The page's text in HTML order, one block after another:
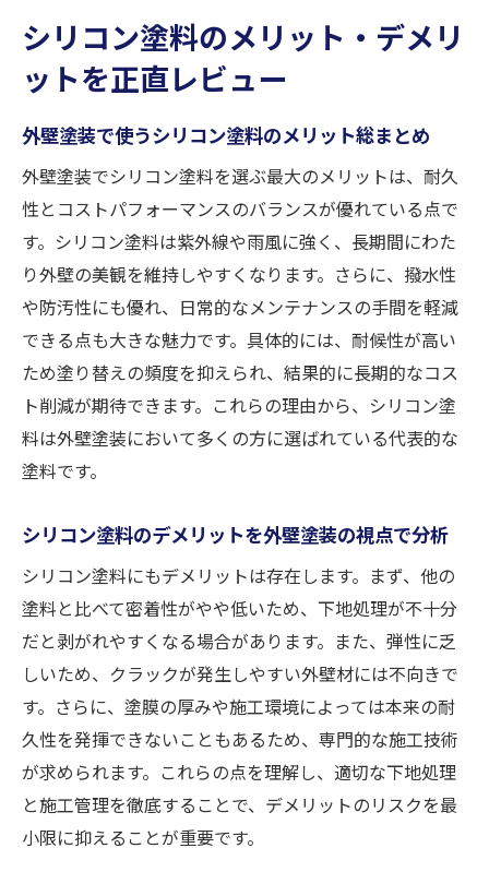
シリコン塗料のメリット・デメリ
ットを正直レビュー
外壁塗装で使うシリコン塗料のメリット総まとめ
外壁塗装でシリコン塗料を選ぶ最大のメリットは、耐久
性とコストパフォーマンスのバランスが優れている点で
す。シリコン塗料は紫外線や雨風に強く、長期間にわた
り外壁の美観を維持しやすくなります。さらに、撥水性
や防汚性にも優れ、日常的なメンテナンスの手間を軽減
できる点も大きな魅力です。具体的には、耐候性が高い
ため塗り替えの頻度を抑えられ、結果的に長期的なコス
ト削減が期待できます。これらの理由から、シリコン塗
料は外壁塗装において多くの方に選ばれている代表的な
塗料です。
シリコン塗料のデメリットを外壁塗装の視点で分析
シリコン塗料にもデメリットは存在します。まず、他の
塗料と比べて密着性がやや低いため、下地処理が不十分
だと剥がれやすくなる場合があります。また、弾性に乏
しいため、クラックが発生しやすい外壁材には不向きで
す。さらに、塗膜の厚みや施工環境によっては本来の耐
久性を発揮できないこともあるため、専門的な施工技術
が求められます。これらの点を理解し、適切な下地処理
と施工管理を徹底することで、デメリットのリスクを最
小限に抑えることが重要です。